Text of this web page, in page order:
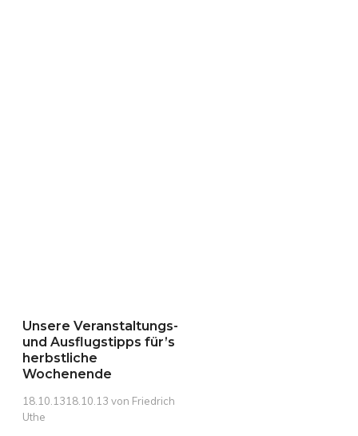
Unsere Veranstaltungs-
und Ausflugstipps für’s
herbstliche
Wochenende
18.10.1318.10.13 von Friedrich
Uthe